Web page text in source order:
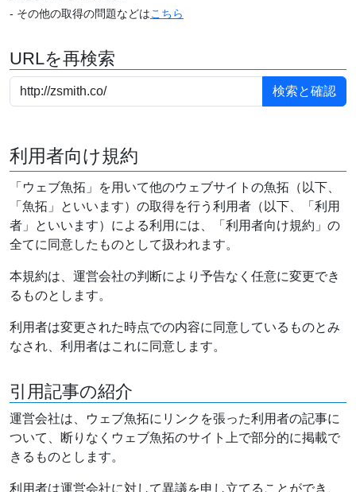
- その他の取得の問題などはこちら
URLを再検索
利用者向け規約
「ウェブ魚拓」を用いて他のウェブサイトの魚拓（以下、
「魚拓」といいます）の取得を行う利用者（以下、「利用
者」といいます）による利用には、「利用者向け規約」の
全てに同意したものとして扱われます。
本規約は、運営会社の判断により予告なく任意に変更でき
るものとします。
利用者は変更された時点での内容に同意しているものとみ
なされ、利用者はこれに同意します。
引用記事の紹介
運営会社は、ウェブ魚拓にリンクを張った利用者の記事に
ついて、断りなくウェブ魚拓のサイト上で部分的に掲載で
きるものとします。
利用者は運営会社に対して異議を申し立てることができ、